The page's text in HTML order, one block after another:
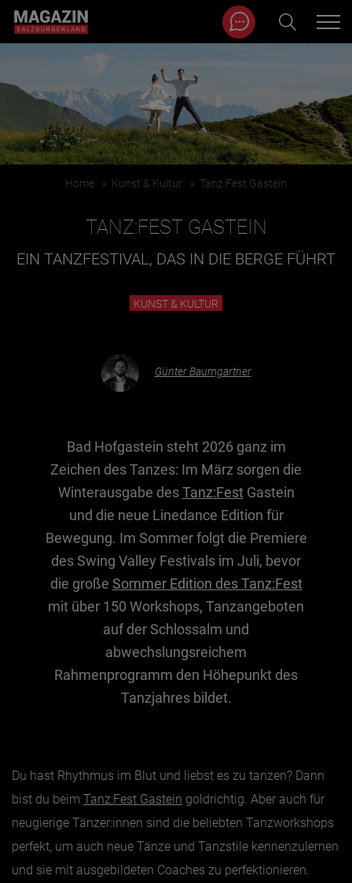
Zum Inhalt springen
BEITRÄGE IN MEINER NÄHE
BEITRÄGE IN MEINER NÄHE ANZEIGEN
Nachhaltigkeit
Kunst & Kultur
Brauchtum
Hotel & Reise
BEITRÄGE NACH MONAT
Februar
März
April
Mai
Juni
Magazin durchsuchen...
Home » Kunst & Kultur » Tanz:Fest Gastein
TANZ:FEST GASTEIN
EIN TANZFESTIVAL, DAS IN DIE BERGE FÜHRT
KUNST & KULTUR
Günter Baumgartner
Bad Hofgastein steht 2026 ganz im
Zeichen des Tanzes: Im März sorgen die
Winterausgabe desTanz:FestGastein
und die neue Linedance Edition für
Bewegung. Im Sommer folgt die Premiere
des Swing Valley Festivals im Juli, bevor
die große Sommer Edition des Tanz:Fest
mit über 150 Workshops, Tanzangeboten
auf der Schlossalm und
abwechslungsreichem
Rahmenprogramm den Höhepunkt des
Tanzjahres bildet.
Du hast Rhythmus im Blut und liebst es zu tanzen? Dann
bist du beim Tanz:Fest Gastein goldrichtig. Aber auch für
neugierige Tänzer:innen sind die beliebten Tanzworkshops
perfekt, um auch neue Tänze und Tanzstile kennenzulernen
und sie mit ausgebildeten Coaches zu perfektionieren.